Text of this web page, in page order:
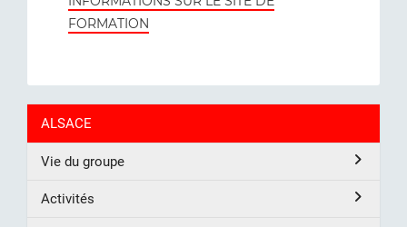
FORMATION
ALSACE
Vie du groupe
Activités